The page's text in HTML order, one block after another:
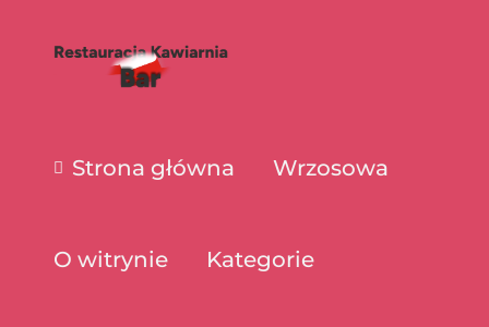
Strona główna Wrzosowa
O witrynie Kategorie